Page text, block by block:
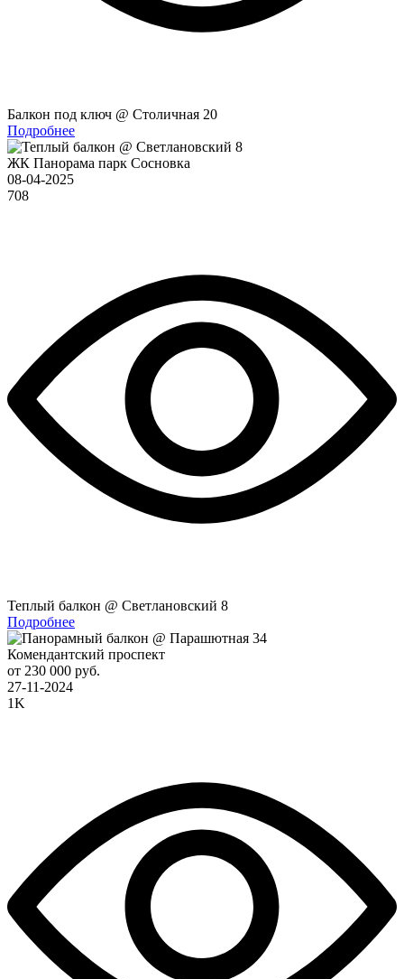
Балкон под ключ @ Столичная 20
Подробнее
ЖК Панорама парк Сосновка
08-04-2025
708
Теплый балкон @ Светлановский 8
Подробнее
Комендантский проспект
от 230 000 руб.
27-11-2024
1K